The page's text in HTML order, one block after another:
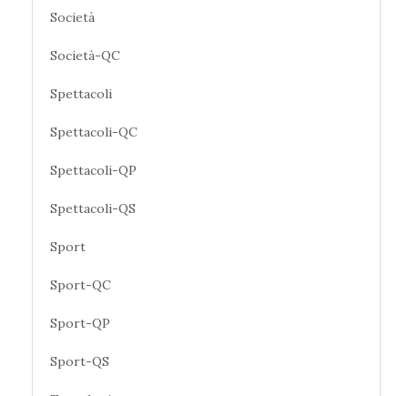
Società
Società-QC
Spettacoli
Spettacoli-QC
Spettacoli-QP
Spettacoli-QS
Sport
Sport-QC
Sport-QP
Sport-QS